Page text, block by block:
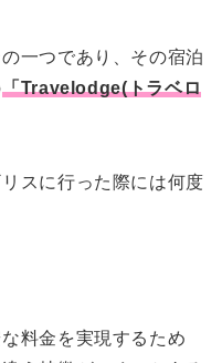
一つであり、その宿泊
「Travelodge(トラベロ
スに行った際には何度
料金を実現するため